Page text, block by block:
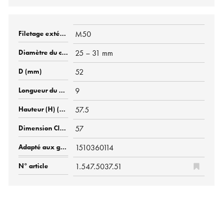
M50
25 – 31 mm
52
9
57.5
57
1510360114
1.547.5037.51